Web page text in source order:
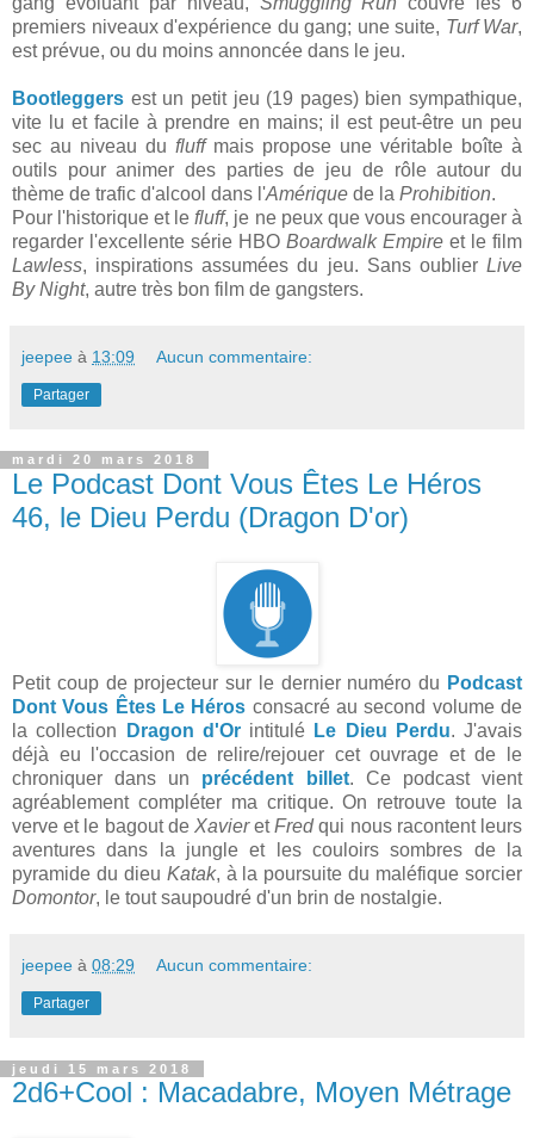
premiers niveaux d'expérience du gang; une suite, Turf War,
est prévue, ou du moins annoncée dans le jeu.
Bootleggers est un petit jeu (19 pages) bien sympathique,
vite lu et facile à prendre en mains; il est peut-être un peu
sec au niveau du fluffmais propose une véritable boîte à
outils pour animer des parties de jeu de rôle autour du
thème de trafic d'alcool dans l'Amérique de la Prohibition.
Pour l'historique et lefluff, je ne peux que vous encourager à
regarder l'excellente série HBO Boardwalk Empire et le film
Lawless, inspirations assumées du jeu. Sans oublier Live
By Night, autre très bon film de gangsters.
jeepee à 13:09 Aucun commentaire:
Partager
mardi 20 mars 2018
Le Podcast Dont Vous Êtes Le Héros
46, le Dieu Perdu (Dragon D'or)
Petit coup de projecteur sur le dernier numéro du Podcast
Dont Vous Êtes Le Héros consacré au second volume de
la collection
Dragon d'Orintitulé Le Dieu Perdu. J'avais
déjà eu l'occasion de relire/rejouer cet ouvrage et de le
chroniquer dans un précédent billet. Ce podcast vient
agréablement compléter ma critique. On retrouve toute la
verve et le bagout de XavieretFredqui nous racontent leurs
aventures dans la jungle et les couloirs sombres de la
pyramide du dieu Katak, à la poursuite du maléfique sorcier
Domontor, le tout saupoudré d'un brin de nostalgie.
jeepee à 08:29 Aucun commentaire:
Partager
jeudi 15 mars 2018
2d6+Cool : Macadabre, Moyen Métrage